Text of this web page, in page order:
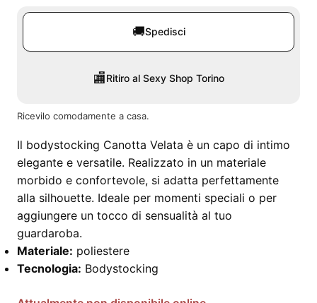
🚚Spedisci
🏬Ritiro al Sexy Shop Torino
Ricevilo comodamente a casa.
Il bodystocking Canotta Velata è un capo di intimo
elegante e versatile. Realizzato in un materiale
morbido e confortevole, si adatta perfettamente
alla silhouette. Ideale per momenti speciali o per
aggiungere un tocco di sensualità al tuo
guardaroba.
Materiale: poliestere
Tecnologia: Bodystocking